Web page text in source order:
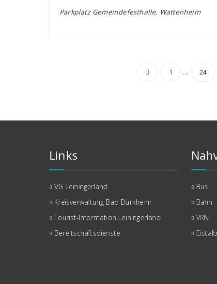
Parkplatz Gemeindefesthalle, Wattenheim
1 … 24
Links
VG Leiningerland
Kreisverwaltung Bad Dürkheim
Tourist-Information Leiningerland
Bereitschaftsdienste
Bus
Bahn
VRN